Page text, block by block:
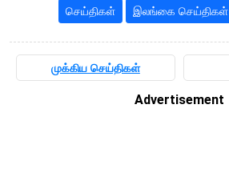
செய்திகள் இலங்கை செய்திகள்
முக்கிய செய்திகள்
Advertisement